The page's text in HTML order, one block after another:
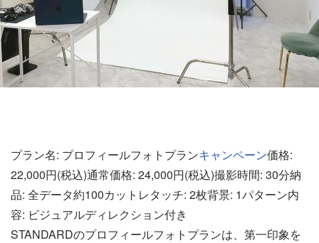
プラン名: プロフィールフォトプランキャンペーン価格:
22,000円(税込)通常価格: 24,000円(税込)撮影時間: 30分納
品: 全データ約100カットレタッチ: 2枚背景: 1パターン内
容: ビジュアルディレクション付き
STANDARDのプロフィールフォトプランは、第一印象を